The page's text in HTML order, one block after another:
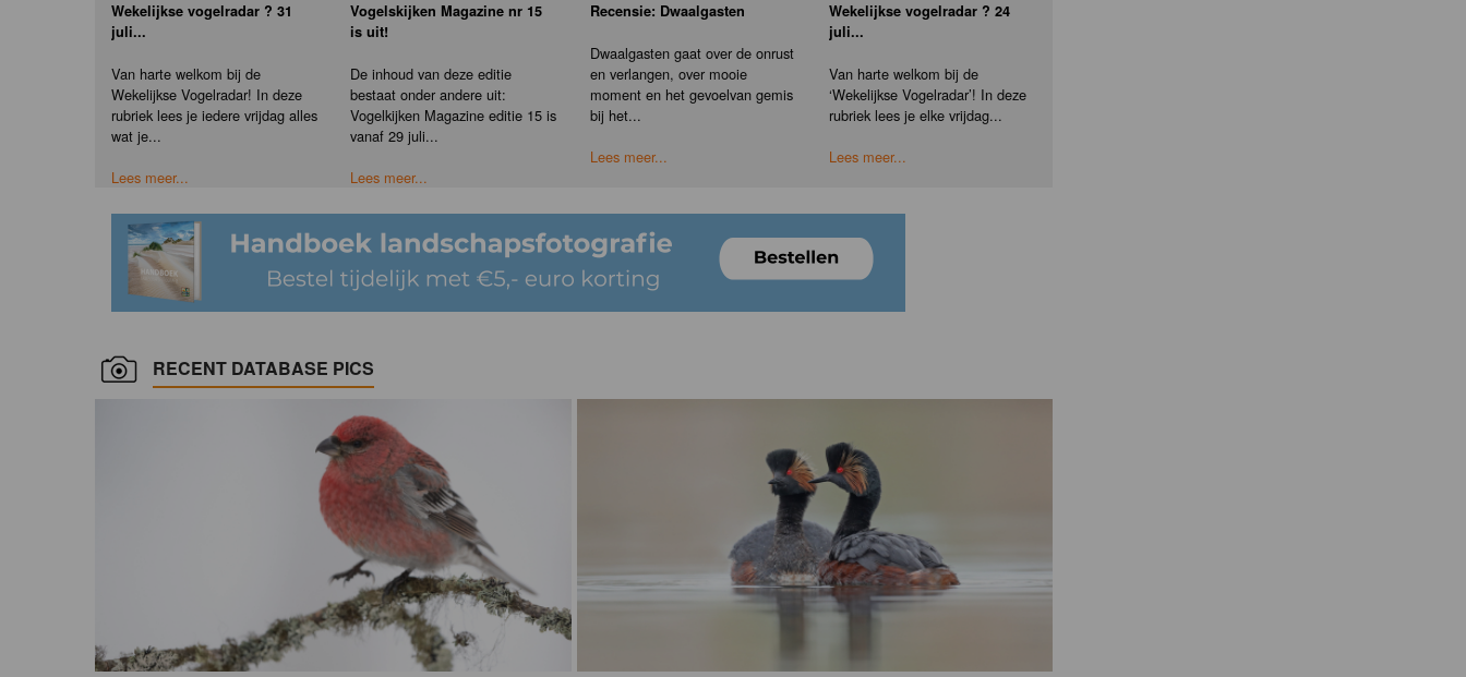
Wekelijkse vogelradar ? 31
juli...
Van harte welkom bij de
Wekelijkse Vogelradar! In deze
rubriek lees je iedere vrijdag alles
wat je...
Lees meer...
Vogelskijken Magazine nr 15
is uit!
De inhoud van deze editie
bestaat onder andere uit:
Vogelkijken Magazine editie 15 is
vanaf 29 juli...
Lees meer...
Recensie: Dwaalgasten
Dwaalgasten gaat over de onrust
en verlangen, over mooie
moment en het gevoelvan gemis
bij het...
Lees meer...
Wekelijkse vogelradar ? 24
juli...
Van harte welkom bij de
‘Wekelijkse Vogelradar’! In deze
rubriek lees je elke vrijdag...
Lees meer...
RECENT DATABASE PICS